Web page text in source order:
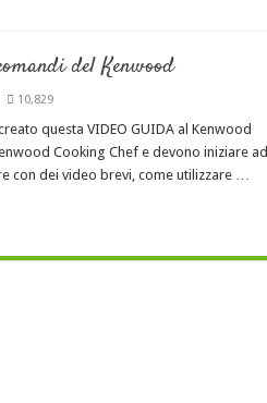
del Kenwood
10,829
questa VIDEO GUIDA al Kenwood
Cooking Chef e devono iniziare ad
con dei video brevi, come utilizzare …